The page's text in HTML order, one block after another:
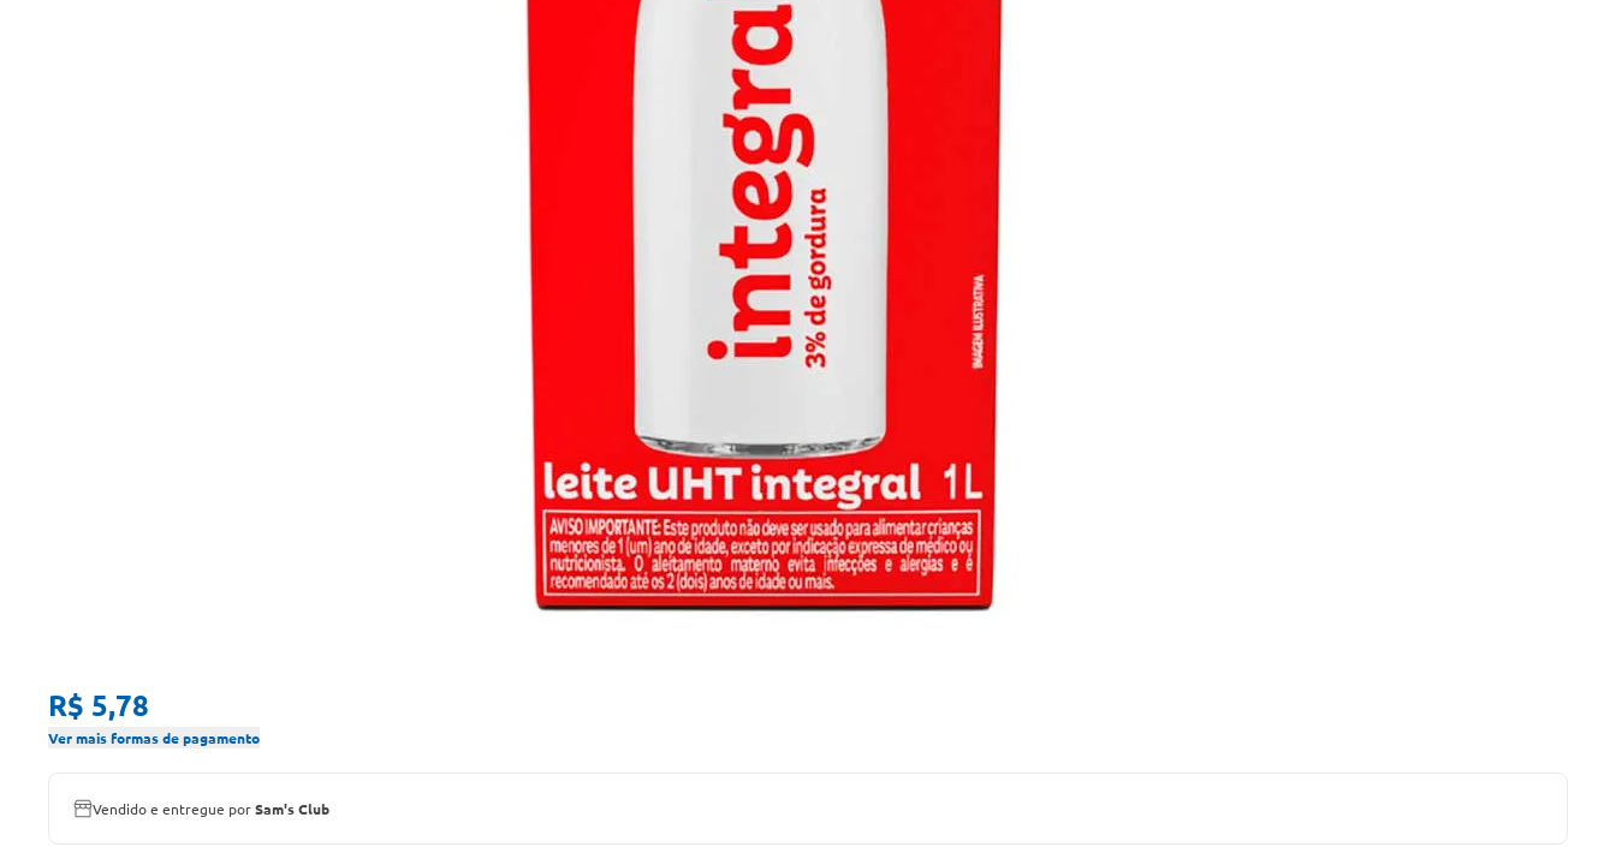
R$ 5,78
Ver mais formas de pagamento
Vendido e entregue porSam's Club